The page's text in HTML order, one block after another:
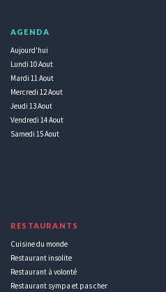
AGENDA
Aujourd'hui
Lundi 10 Aout
Mardi 11 Aout
Mercredi 12 Aout
Jeudi 13 Aout
Vendredi 14 Aout
Samedi 15 Aout
RESTAURANTS
Cuisine du monde
Restaurant insolite
Restaurant à volonté
Restaurant sympa et pas cher